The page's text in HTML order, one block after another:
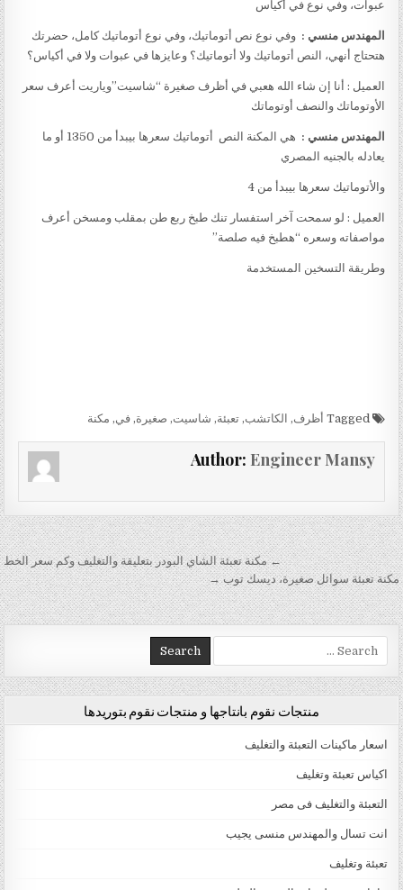
عبوات، وفي نوع في أكياس
المهندس منسي : وفي نوع نص أتوماتيك، وفي نوع أتوماتيك كامل، حضرتك
هتحتاج أنهي، النص أتوماتيك ولا أتوماتيك؟ وعايزها في عبوات ولا في أكياس؟
العميل : أنا إن شاء الله هعبي في أظرف صغيرة “شاسيت”وياريت أعرف سعر
الأوتوماتك والنصف أوتوماتك
المهندس منسي :
هي المكنة النص أتوماتيك سعرها بيبدأ من 1350 أو ما
يعادله بالجنيه المصري
والأتوماتيك سعرها بيبدأ من 4
العميل : لو سمحت آخر استفسار تنك طبخ ربع طن بمقلب ومسخن أعرف
مواصفاته وسعره “هطبخ فيه صلصة”
وطريقة التسخين المستخدمة
Tagged أظرف, الكاتشب,تعبئة, شاسيت, صغيرة,في, مكنة
Author: Engineer Mansy
تصفّح المقالات← مكنة تعبئة الشاي البودر بتعليقة والتغليف وكم سعر الخط
مكنة تعبئة سوائل صغيرة، ديسك توب →
Search for:
منتجات نقوم بانتاجها و منتجات نقوم بتوريدها
اسعار ماكينات التعبئة والتغليف
اكياس تعبئة وتغليف
التعبئة والتغليف فى مصر
انت تسال والمهندس منسى يجيب
تعبئة وتغليف